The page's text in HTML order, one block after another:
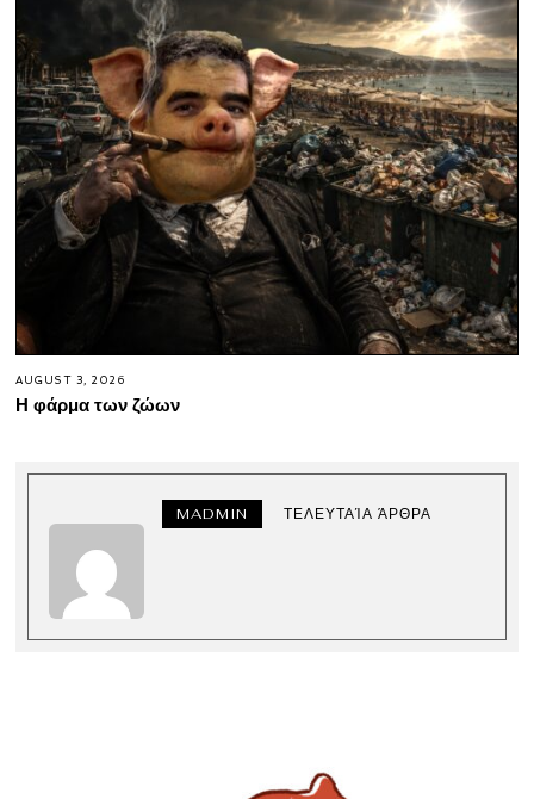
AUGUST 3, 2026
Η φάρμα των ζώων
MADMIN ΤΕΛΕΥΤΑΊΑ ΆΡΘΡΑ